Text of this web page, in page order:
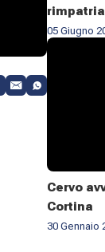
05 Giugno
Cervo
Cortina
30 Gennaio